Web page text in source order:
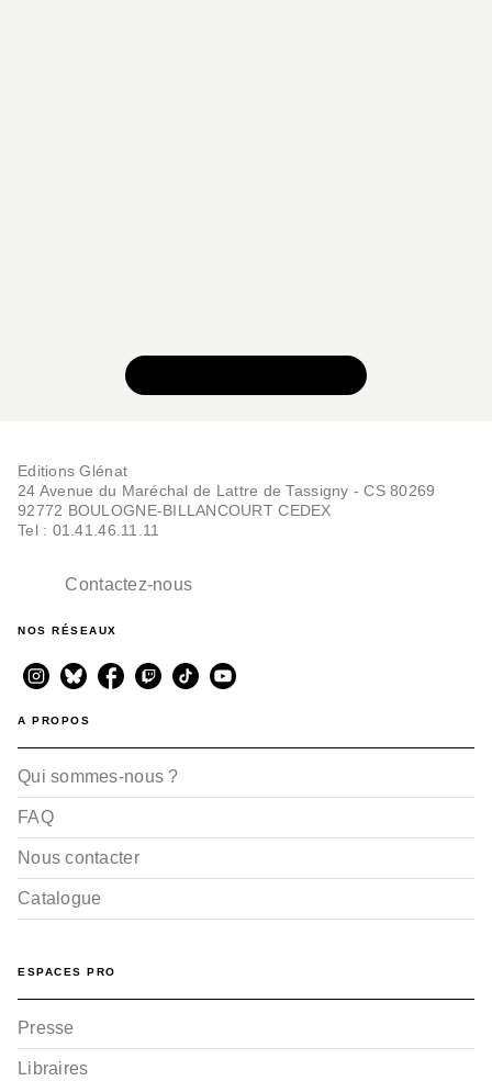
Editions Glénat
24 Avenue du Maréchal de Lattre de Tassigny - CS 80269
92772 BOULOGNE-BILLANCOURT CEDEX
Tel : 01.41.46.11.11
Contactez-nous
NOS RÉSEAUX
A PROPOS
Qui sommes-nous ?
FAQ
Nous contacter
Catalogue
ESPACES PRO
Presse
Libraires